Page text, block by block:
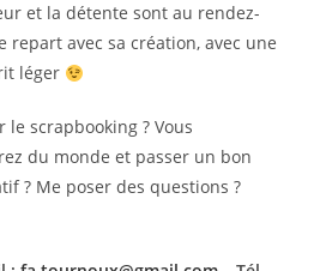
et la détente sont au rendez-
repart avec sa création, avec une
léger
scrapbooking ? Vous
du monde et passer un bon
? Me poser des questions ?